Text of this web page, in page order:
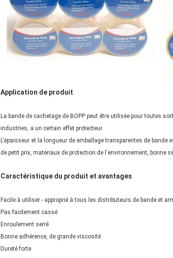
Application de produit
La bande de cachetage de BOPP peut être utilisée pour toutes
industries, a un certain effet protecteur.
L'épaisseur et la longueur de emballage transparentes de
de petit prix, matériaux de protection de l'environnement, bonne
Caractéristique du produit et avantages
Facile à utiliser - approprié à tous les distributeurs de bande et
Pas facilement cassé
Enroulement serré
Bonne adhérence, de grande viscosité
Dureté forte